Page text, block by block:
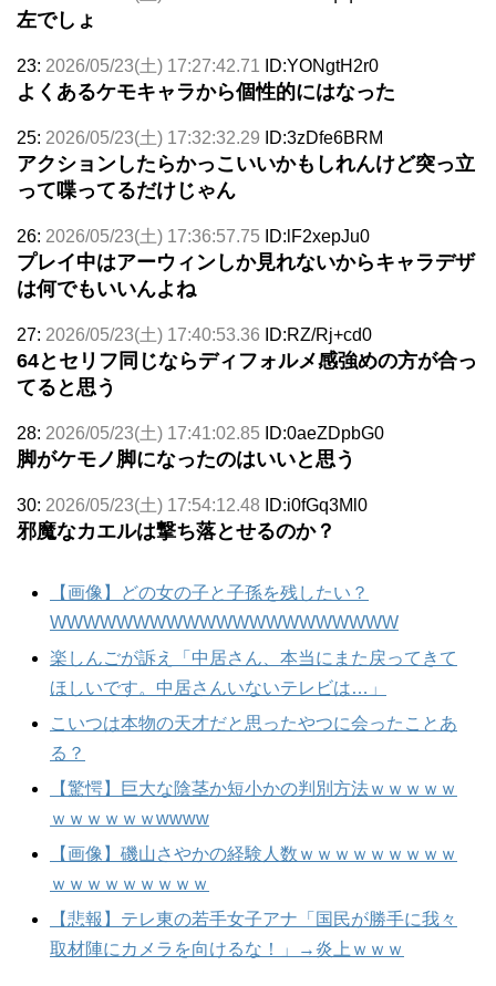
左でしょ
23: 2026/05/23(土) 17:27:42.71 ID:YONgtH2r0
よくあるケモキャラから個性的にはなった
25: 2026/05/23(土) 17:32:32.29 ID:3zDfe6BRM
アクションしたらかっこいいかもしれんけど突っ立
って喋ってるだけじゃん
26: 2026/05/23(土) 17:36:57.75 ID:lF2xepJu0
プレイ中はアーウィンしか見れないからキャラデザ
は何でもいいんよね
27: 2026/05/23(土) 17:40:53.36 ID:RZ/Rj+cd0
64とセリフ同じならディフォルメ感強めの方が合っ
てると思う
28: 2026/05/23(土) 17:41:02.85 ID:0aeZDpbG0
脚がケモノ脚になったのはいいと思う
30: 2026/05/23(土) 17:54:12.48 ID:i0fGq3Ml0
邪魔なカエルは撃ち落とせるのか？
【画像】どの女の子と子孫を残したい？
WWWWWWWWWWWWWWWWWWWWW
楽しんごが訴え「中居さん、本当にまた戻ってきて
ほしいです。中居さんいないテレビは…」
こいつは本物の天才だと思ったやつに会ったことあ
る？
【驚愕】巨大な陰茎か短小かの判別方法ｗｗｗｗｗ
ｗｗｗｗｗｗwwww
【画像】磯山さやかの経験人数ｗｗｗｗｗｗｗｗｗ
ｗｗｗｗｗｗｗｗｗ
【悲報】テレ東の若手女子アナ「国民が勝手に我々
取材陣にカメラを向けるな！」→炎上ｗｗｗ